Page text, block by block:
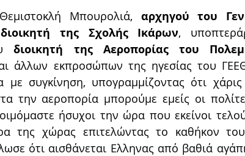
Μπουρολιά, αρχηγού του
διοικητή της Σχολής Ικάρων,
διοικητή της Αεροπορίας του
άλλων εκπροσώπων της ηγεσίας του
συγκίνηση, υπογραμμίζοντας ότι χάρις
την αεροπορία μπορούμε εμείς οι
ήσυχοι την ώρα που εκείνοι
της χώρας επιτελώντας το καθήκον
ότι αισθάνεται Ελληνας από βαθιά